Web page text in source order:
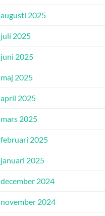
augusti 2025
juli 2025
juni 2025
maj 2025
april 2025
mars 2025
februari 2025
januari 2025
december 2024
november 2024